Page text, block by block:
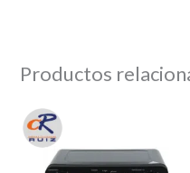
Productos